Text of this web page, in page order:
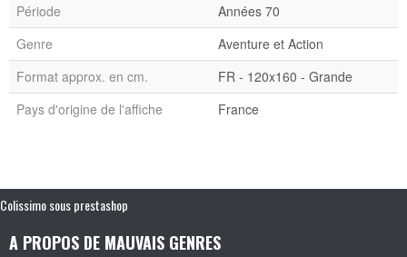
Période
Années 70
Genre
Aventure et Action
Format approx. en cm.
FR - 120x160 - Grande
Pays d'origine de l'affiche
France
Colissimo sous prestashop
A PROPOS DE MAUVAIS GENRES